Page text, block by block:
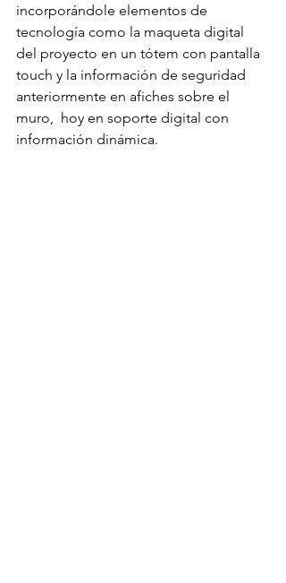
incorporándole elementos de
tecnología como la maqueta digital
del proyecto en un tótem con pantalla
touch y la información de seguridad
anteriormente en afiches sobre el
muro,  hoy en soporte digital con
información dinámica.